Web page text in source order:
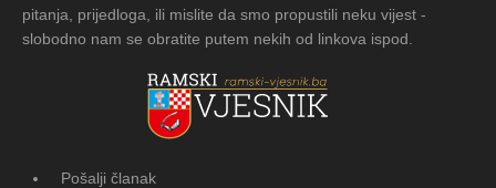
pitanja, prijedloga, ili mislite da smo propustili neku vijest -
slobodno nam se obratite putem nekih od linkova ispod.
Pošalji članak